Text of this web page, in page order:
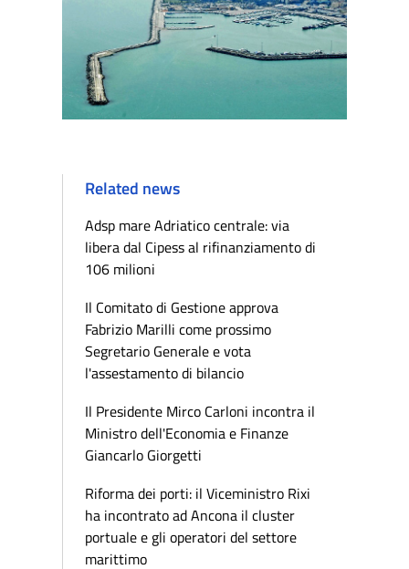
Related news
Adsp mare Adriatico centrale: via
libera dal Cipess al rifinanziamento di
106 milioni
Il Comitato di Gestione approva
Fabrizio Marilli come prossimo
Segretario Generale e vota
l'assestamento di bilancio
Il Presidente Mirco Carloni incontra il
Ministro dell'Economia e Finanze
Giancarlo Giorgetti
Riforma dei porti: il Viceministro Rixi
ha incontrato ad Ancona il cluster
portuale e gli operatori del settore
marittimo